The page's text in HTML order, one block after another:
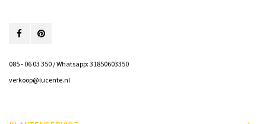
085 - 06 03 350 / Whatsapp: 31850603350
verkoop@lucente.nl